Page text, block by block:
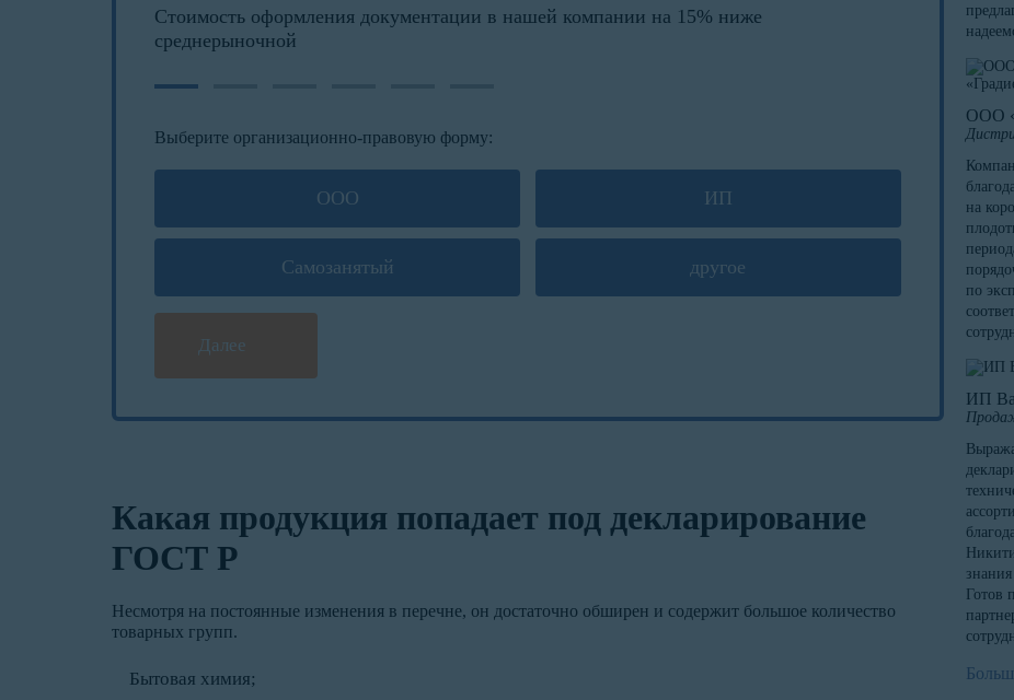
Стоимость оформления документации в нашей компании на 15% ниже
среднерыночной
Выберите организационно-правовую форму:
ООО ИП
Самозанятый другое
Далее
Какая продукция попадает под декларирование
ГОСТ Р
Несмотря на постоянные изменения в перечне, он достаточно обширен и содержит большое количество
товарных групп.
Бытовая химия;
ООО
на
по
ИП
Готов